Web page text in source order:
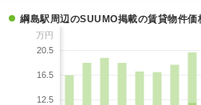
綱島駅周辺のSUUMO掲載の賃貸物件価
万円
20.5
16.5
12.5